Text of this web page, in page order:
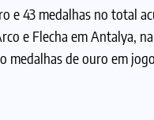
43 medalhas no total
e Flecha em Antalya,
medalhas de ouro em